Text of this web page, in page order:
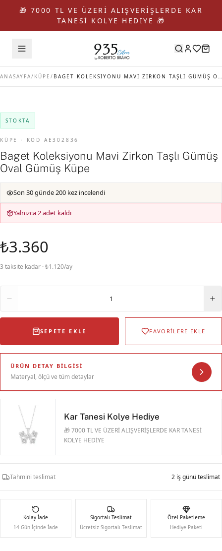
🎁 7000 TL VE ÜZERİ ALIŞVERİŞLERDE KAR
TANESİ KOLYE HEDİYE 🎁
ANASAYFA/ KÜPE / BAGET KOLEKSIYONU MAVI ZIRKON TAŞLI GÜMÜŞ OVAL GÜMÜŞ KÜPE
STOKTA
KÜPE · KOD AE302836
Baget Koleksiyonu Mavi Zirkon Taşlı Gümüş
Oval Gümüş Küpe
Son 30 günde 200 kez incelendi
Yalnızca 2 adet kaldı
₺3.360
3 taksite kadar · ₺1.120/ay
1
SEPETE EKLE FAVORİLERE EKLE
ÜRÜN DETAY BILGISI
Materyal, ölçü ve tüm detaylar
Kar Tanesi Kolye Hediye
🎁 7000 TL VE ÜZERİ ALIŞVERİŞLERDE KAR TANESİ
KOLYE HEDİYE
Tahmini teslimat 2 iş günü teslimat
Kolay İade
14 Gün İçinde İade
Sigortalı Teslimat
Ücretsiz Sigortalı Teslimat
Özel Paketleme
Hediye Paketi